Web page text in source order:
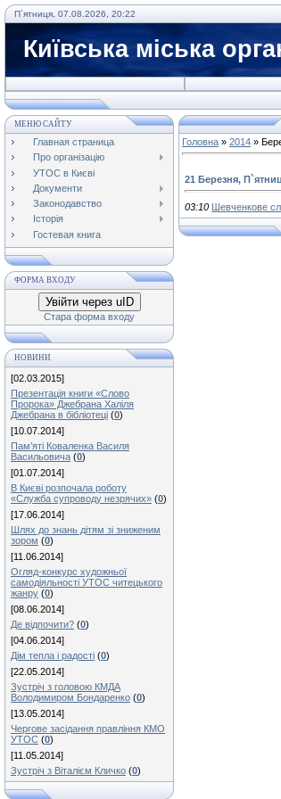
П`ятниця, 07.08.2026, 20:22
Київська міська
МЕНЮ САЙТУ
Главная страница
Про організацію
УТОС в Києві
Документи
Законодавство
Історія
Гостевая книга
ФОРМА ВХОДУ
Увійти через uID
Стара форма входу
НОВИНИ
[02.03.2015]
Презентація книги «Слово
Пророка» Джебрана Халіля
Джебрана в бібліотеці (0)
[10.07.2014]
Пам’яті Коваленка Василя
Васильовича (0)
[01.07.2014]
В Києві розпочала роботу
«Служба супроводу незрячих» (0)
[17.06.2014]
Шлях до знань дітям зі зниженим
зором (0)
[11.06.2014]
Огляд-конкурс художньої
самодіяльності УТОС читецького
жанру (0)
[08.06.2014]
Де відпочити? (0)
[04.06.2014]
Дім тепла і радості (0)
[22.05.2014]
Зустріч з головою КМДА
Володимиром Бондаренко (0)
[13.05.2014]
Чергове засідання правління КМО
УТОС (0)
[11.05.2014]
Зустріч з Віталієм Кличко (0)
Головна » 2014 »
21 Березня,
03:10 Шевченкове